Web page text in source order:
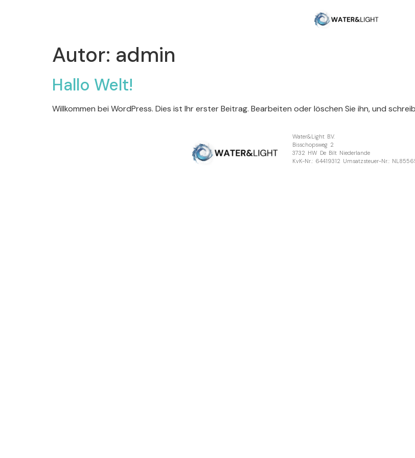
Autor: admin
Hallo Welt!
Willkommen bei WordPress. Dies ist Ihr erster Beitrag. Bearbeiten oder löschen Sie ihn, und
Water&Light B.V.
Bisschopsweg 2
3732 HW De Bilt Niederlande
KvK-Nr.: 64419312 Umsatzsteuer-Nr.: